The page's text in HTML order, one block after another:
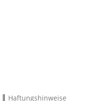
Haftungshinweise